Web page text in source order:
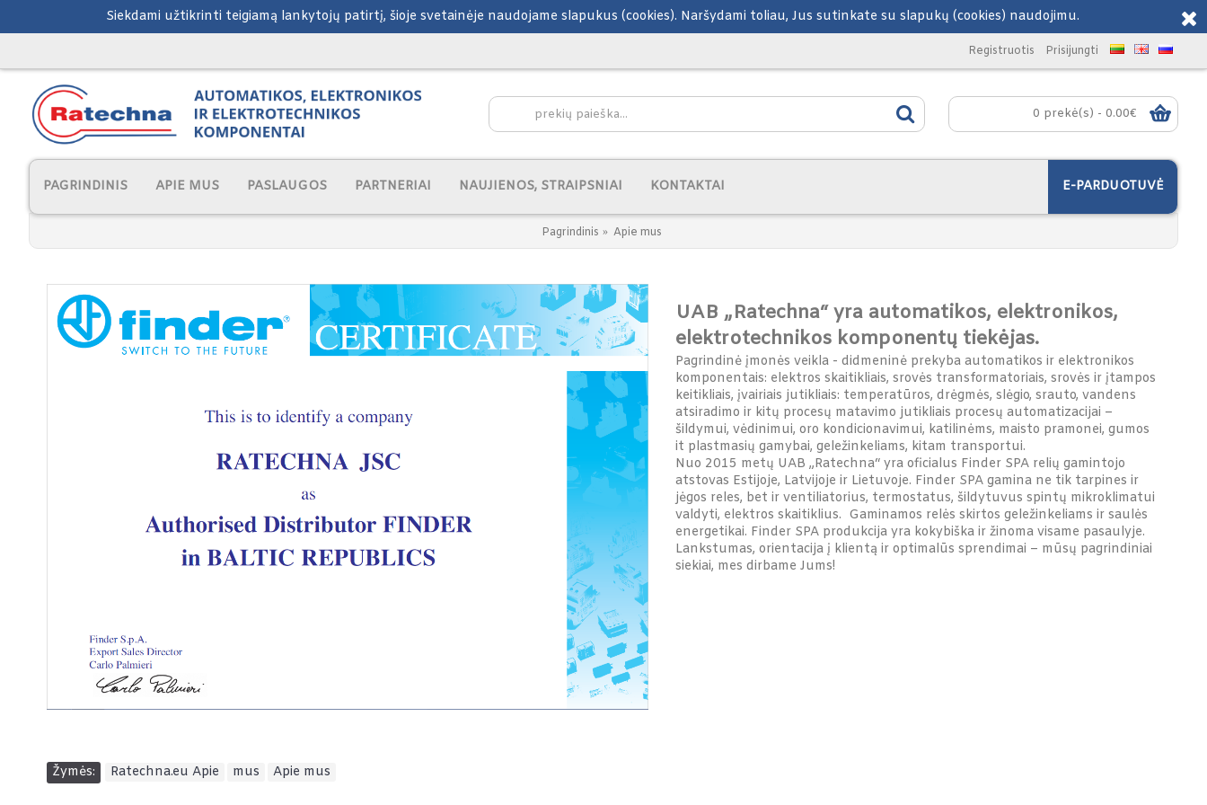
Siekdami užtikrinti teigiamą lankytojų patirtį, šioje svetainėje naudojame slapukus (cookies). Naršydami toliau, Jus sutinkate su slapukų (cookies) naudojimu.
Registruotis Prisijungti
0 prekė(s) - 0.00€
PAGRINDINIS APIE MUS PASLAUGOS PARTNERIAI NAUJIENOS, STRAIPSNIAI KONTAKTAI E-PARDUOTUVĖ
Pagrindinis Apie mus
UAB „Ratechna“ yra automatikos, elektronikos,
elektrotechnikos komponentų tiekėjas.
Pagrindinė įmonės veikla - didmeninė prekyba automatikos ir elektronikos
komponentais: elektros skaitikliais, srovės transformatoriais, srovės ir įtampos
keitikliais, įvairiais jutikliais: temperatūros, drėgmės, slėgio, srauto, vandens
atsiradimo ir kitų procesų matavimo jutikliais procesų automatizacijai –
šildymui, vėdinimui, oro kondicionavimui, katilinėms, maisto pramonei, gumos
it plastmasių gamybai, geležinkeliams, kitam transportui.
Nuo 2015 metų UAB „Ratechna“ yra oficialus Finder SPA relių gamintojo
atstovas Estijoje, Latvijoje ir Lietuvoje. Finder SPA gamina ne tik tarpines ir
jėgos reles, bet ir ventiliatorius, termostatus, šildytuvus spintų mikroklimatui
valdyti, elektros skaitiklius. Gaminamos relės skirtos geležinkeliams ir saulės
energetikai. Finder SPA produkcija yra kokybiška ir žinoma visame pasaulyje.
Lankstumas, orientacija į klientą ir optimalūs sprendimai – mūsų pagrindiniai
siekiai, mes dirbame Jums!
Žymės: Ratechna.eu Apie mus Apie mus